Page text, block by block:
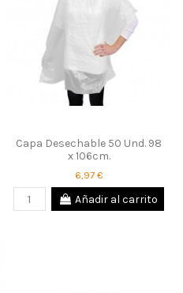
Capa Desechable 50 Und. 98
x 106cm.
6,97 €
Añadir al carrito